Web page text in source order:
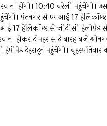
होंगी। 10:40 बरेली पहुंचेंगी।
पंतनगर से एमआई 17 हेलिकॉप्टर
17 हेलिकॉप्टर से जीटीसी
होकर दोपहर साढे बारह बजे
देहरादून पहुंचेंगी। बृहस्पतिवार